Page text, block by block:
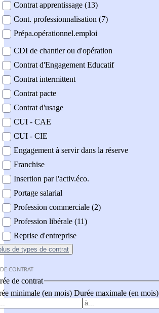
Contrat apprentissage (13)
Cont. professionnalisation (7)
Prépa.opérationnel.emploi
CDI de chantier ou d'opération
Contrat d'Engagement Educatif
Contrat intermittent
Contrat pacte
Contrat d'usage
CUI - CAE
CUI - CIE
Engagement à servir dans la réserve
Franchise
Insertion par l'activ.éco.
Portage salarial
Profession commerciale (2)
Profession libérale (11)
Reprise d'entreprise
de types de contrat
CONTRAT
de contrat
minimale (en mois) Durée maximale (en mois)